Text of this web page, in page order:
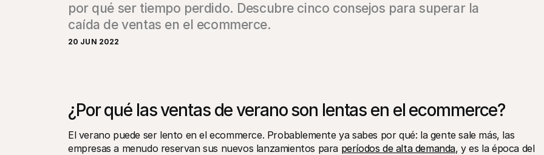
por qué ser tiempo perdido. Descubre cinco consejos para superar la
caída de ventas en el ecommerce.
20 JUN 2022
¿Por qué las ventas de verano son lentas en el ecommerce?
El verano puede ser lento en el ecommerce. Probablemente ya sabes por qué: la gente sale más, las
empresas a menudo reservan sus nuevos lanzamientos para períodos de alta demanda, y es la época del